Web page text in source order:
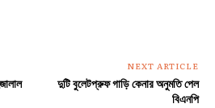
NEXT ARTICLE
দুটি বুলেটপ্রুফ গাড়ি কেনার অনুমতি পেল
বিএনপি